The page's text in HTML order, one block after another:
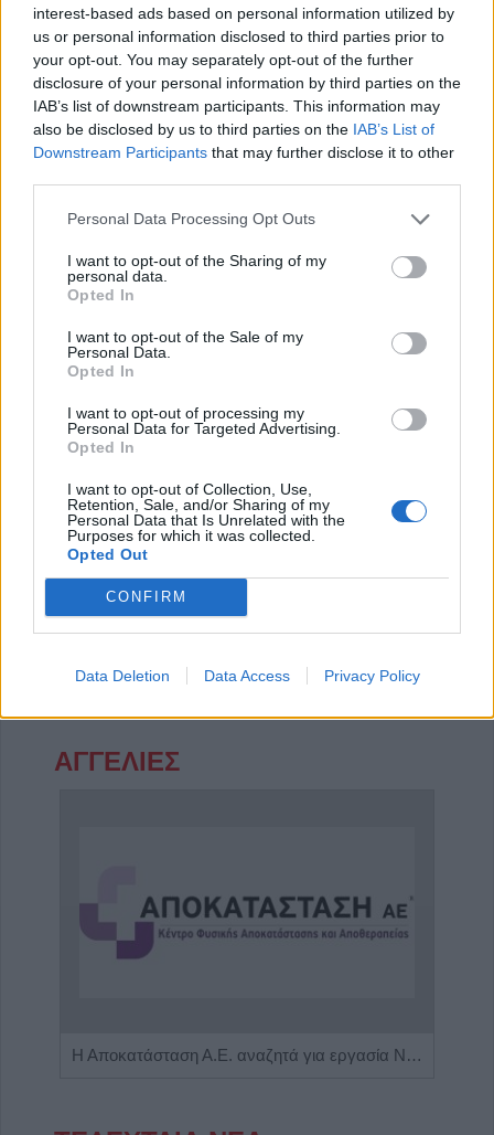
interest-based ads based on personal information utilized by
us or personal information disclosed to third parties prior to
your opt-out. You may separately opt-out of the further
disclosure of your personal information by third parties on the
IAB’s list of downstream participants. This information may
also be disclosed by us to third parties on the IAB’s List of
Downstream Participants that may further disclose it to other
Personal Data Processing Opt Outs
I want to opt-out of the Sharing of my
personal data.
Opted In
I want to opt-out of the Sale of my
Personal Data.
Opted In
I want to opt-out of processing my
Personal Data for Targeted Advertising.
Opted In
I want to opt-out of Collection, Use,
Retention, Sale, and/or Sharing of my
Personal Data that Is Unrelated with the
Purposes for which it was collected.
Opted Out
CONFIRM
Data Deletion Data Access Privacy Policy
Το εβδομαδιαίο πρόγραμμα (10-16/8) της Κινητής
Αστυνομικής Μονάδας στην Π.Ε. Καρδίτσας
ΕΠΑΓΓΕΛΜΑΤΙΕΣ ΥΓΕΙΑΣ
Ιδιωτικό Διαγνωστικό Εργαστήριο "Βιοmedicine"
ΑΓΓΕΛΙΕΣ
Η Αποκατάσταση Α.Ε. αναζητά για εργασία Νοσηλευτές και Βοηθούς Νοσηλευτές